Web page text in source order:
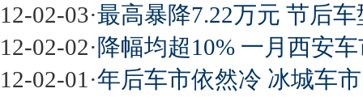
12-02-03·最高暴降7.22万元 节后车
12-02-02·降幅均超10% 一月西安
12-02-01 ·年后车市依然冷 冰城车